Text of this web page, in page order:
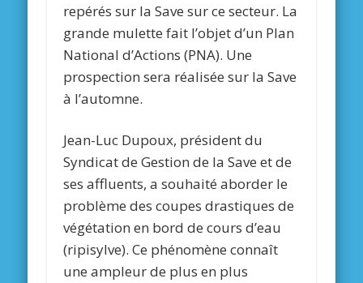
repérés sur la Save sur ce secteur. La
grande mulette fait l’objet d’un Plan
National d’Actions (PNA). Une
prospection sera réalisée sur la Save
à l’automne.
Jean-Luc Dupoux, président du
Syndicat de Gestion de la Save et de
ses affluents, a souhaité aborder le
problème des coupes drastiques de
végétation en bord de cours d’eau
(ripisylve). Ce phénomène connaît
une ampleur de plus en plus